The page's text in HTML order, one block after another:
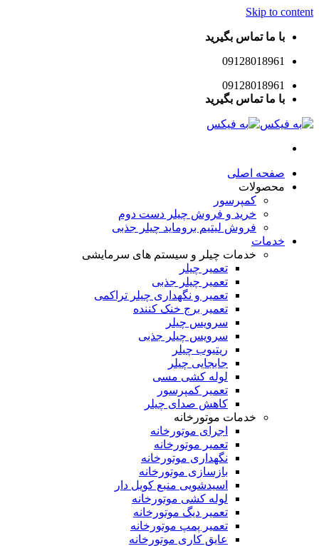
Skip to content
با ما تماس بگیرید
09128018961
09128018961
با ما تماس بگیرید
صفحه اصلی
محصولات
کمپرسور
خرید و فروش چیلر دست دوم
فروش لیتیم بروماید چیلر جذبی
خدمات
خدمات چیلر و سیستم های سرمایشی
تعمیر چیلر
تعمیر چیلر جذبی
تعمیر و نگهداری چیلر تراکمی
تعمیر برج خنک کننده
سرویس چیلر
سرویس چیلر جذبی
ریتیوب چیلر
جابجایی چیلر
لوله کشی مسی
تعمیر کمپرسور
کاهش صدای چیلر
خدمات موتورخانه
اجرای موتورخانه
تعمیر موتورخانه
نگهداری موتورخانه
بازسازی موتورخانه
اسیدشویی منبع کویل دار
لوله کشی موتورخانه
تعمیر دیگ موتورخانه
تعمیر پمپ موتورخانه
عایق کاری موتورخانه